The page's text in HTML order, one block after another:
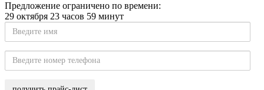
Предложение ограничено по времени:
29 октября 23 часов 59 минут
Введите
имя
Введите
номер